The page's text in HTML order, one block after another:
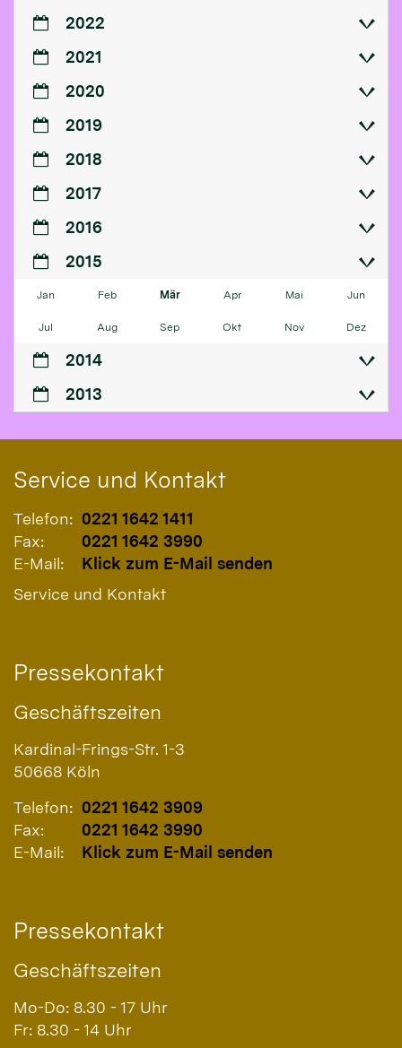
2022
2021
2020
2019
2018
2017
2016
2015
Jan Feb Mär Apr Mai Jun
Jul Aug Sep Okt Nov Dez
2014
2013
Service und Kontakt
Telefon: 0221 1642 1411
Fax:
0221 1642 3990
E-Mail:
Klick zum E-Mail senden
Service und Kontakt
Pressekontakt
Geschäftszeiten
Kardinal-Frings-Str. 1-3
50668 Köln
Telefon: 0221 1642 3909
Fax:
0221 1642 3990
E-Mail:
Klick zum E-Mail senden
Pressekontakt
Geschäftszeiten
Mo-Do: 8.30 - 17 Uhr
Fr: 8.30 - 14 Uhr